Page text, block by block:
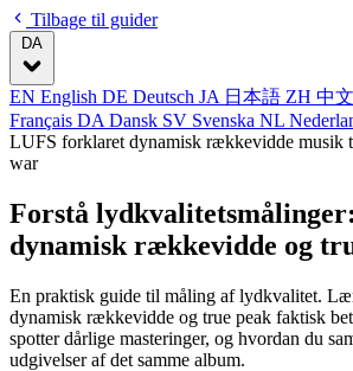
Tilbage til guider
DA
EN English DE Deutsch JA 日本語 ZH 中文
Français DA Dansk SV Svenska NL
LUFS forklaret dynamisk rækkevidde musik
war
Forstå
dynamisk rækkevidde og
En praktisk guide til måling af lydkvalitet.
dynamisk rækkevidde og true peak faktisk
spotter dårlige masteringer, og hvordan du
udgivelser af det samme album.